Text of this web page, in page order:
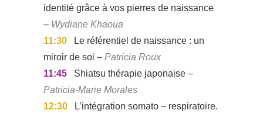
identité grâce à vos pierres de naissance
– Wydiane Khaoua
11:30
Le référentiel de naissance : un
miroir de soi – Patricia Roux
11:45
Shiatsu thérapie japonaise –
Patricia-Marie Morales
12:30
L’intégration somato – respiratoire.